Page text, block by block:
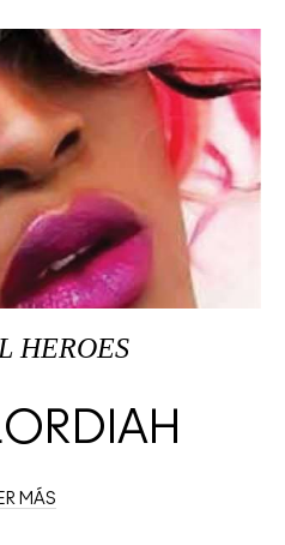
HEROES
MÁS